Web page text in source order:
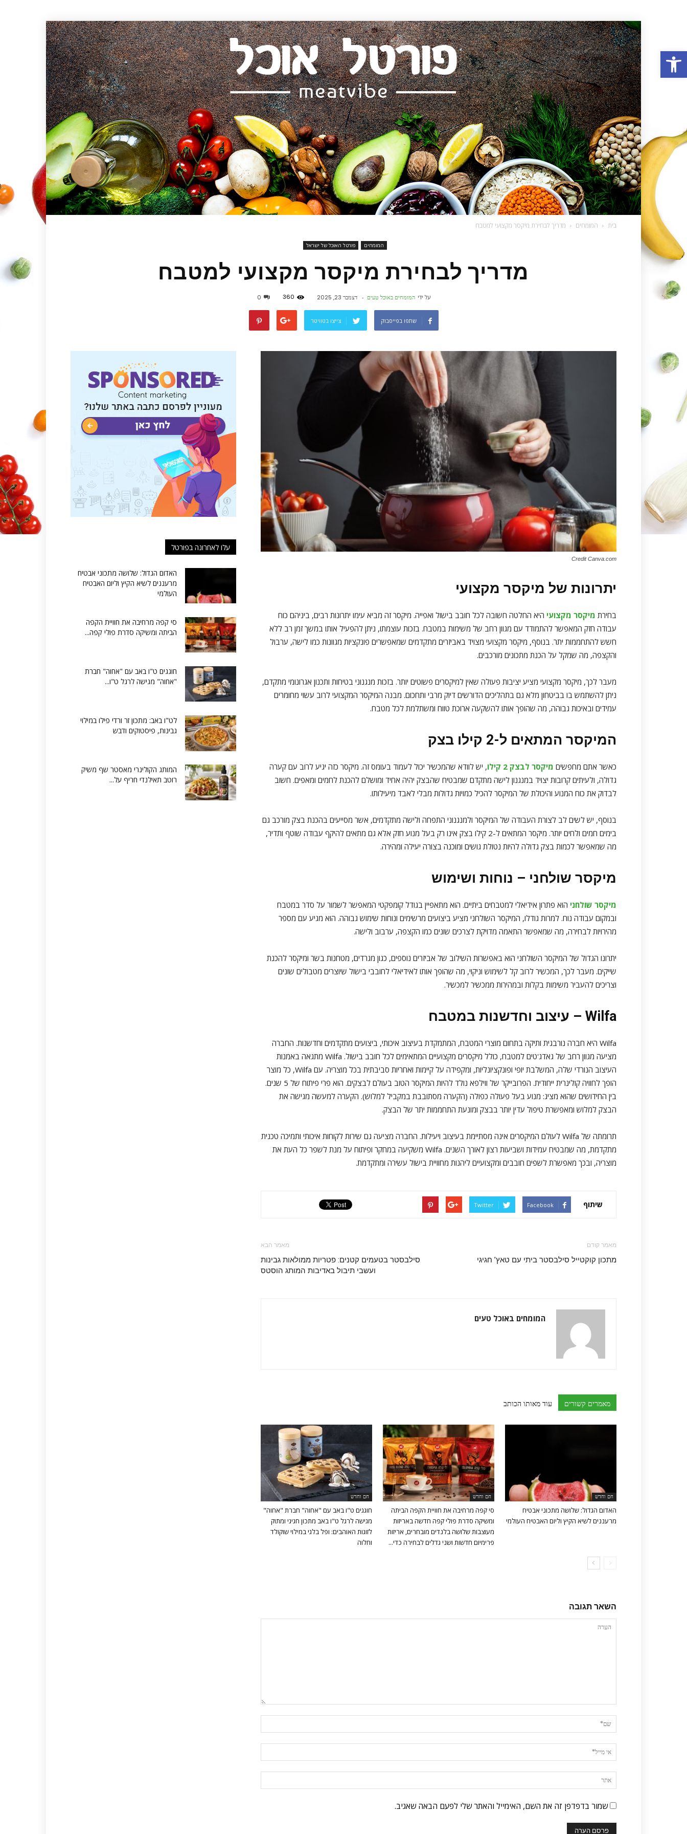
פתח סרגל נגישות
פורטל
בית המומחים מדריך לבחירת מיקסר מקצועי למטבח
המומחים פורטל האוכל של ישראל
מדריך לבחירת מיקסר מקצועי למטבח
על ידי המומחים באוכל טעים - דצמבר 23, 2025 360
0
שתפו בפייסבוק צייצו בטוויטר
Credit Canva.com
יתרונות של מיקסר מקצועי
בחירת מיקסר מקצועי היא החלטה חשובה לכל חובב בישול ואפייה. מיקסר זה מביא עימו יתרונות רבים, ביניהם כוח
עבודה חזק המאפשר להתמודד עם מגוון רחב של משימות במטבח. בזכות עוצמתו, ניתן להפעיל אותו במשך זמן רב ללא
חשש להתחממות יתר. בנוסף, מיקסר מקצועי מצויד באביזרים מתקדמים שמאפשרים פונקציות מגוונות כמו לישה, ערבול
והקצפה, מה שמקל על הכנת מתכונים מורכבים.
מעבר לכך, מיקסר מקצועי מציע יציבות פעולה שאין למיקסרים פשוטים יותר. בזכות מנגנוני בטיחות ותכנון אגרונומי מתקדם,
ניתן להשתמש בו בביטחון מלא גם בתהליכים הדורשים דיוק מרבי ותחכום. מבנה המיקסר המקצועי לרוב עשוי מחומרים
עמידים ובאיכות גבוהה, מה שהופך אותו להשקעה ארוכת טווח ומשתלמת לכל מטבח.
המיקסר המתאים ל-2 קילו בצק
כאשר אתם מחפשים מיקסר לבצק 2 קילו
, יש לוודא שהמכשיר יכול לעמוד בעומס זה. מיקסר כזה יגיע לרוב עם קערה
גדולה, ולעיתים קרובות יצויד במנגנון לישה מתקדם שמבטיח שהבצק יהיה אחיד ומושלם להכנת לחמים ומאפים. חשוב
לבדוק את כוח המנוע והיכולת של המיקסר להכיל כמויות גדולות מבלי לאבד מיעילותו.
בנוסף, יש לשים לב לצורת העבודה של המיקסר ולמנגנוני התפחה ולישה מתקדמים, אשר מסייעים בהכנת בצק מורכב גם
בימים חמים ולחים יותר. מיקסר המתאים ל-2 קילו בצק אינו רק בעל מנוע חזק אלא גם מתאים להיקף עבודה שוטף ותדיר,
מה שמאפשר לכמות בצק גדולה להיות נטולת גושים ומוכנה בצורה יעילה ומהירה.
מיקסר שולחני – נוחות ושימוש
מיקסר שולחני הוא פתרון אידיאלי למטבחים ביתיים. הוא מתאפיין בגודל קומפקטי המאפשר לשמור על סדר במטבח
ובמקום עבודה נוח. למרות גודלו, המיקסר השולחני מציע ביצועים מרשימים ונוחות שימוש גבוהה. הוא מגיע עם מספר
מהירויות לבחירה, מה שמאפשר התאמה מדויקת לצרכים שונים כמו הקצפה, ערבוב ולישה.
יתרונו הגדול של המיקסר השולחני הוא באפשרות השילוב של אביזרים נוספים, כגון מגרדים, מטחנות בשר ומיקסר להכנת
שייקים. מעבר לכך, המכשיר לרוב קל לשימוש וניקוי, מה שהופך אותו לאידיאלי לחובבי בישול שיוצרים מטבולים שונים
וצריכים להעביר משימות בקלות ובמהירות ממכשיר למכשיר.
Wilfa – עיצוב וחדשנות במטבח
Wilfa היא חברה נורבגית ותיקה בתחום מוצרי המטבח, המתמקדת בעיצוב איכותי, ביצועים מתקדמים וחדשנות. החברה
מציעה מגוון רחב של גאדג'טים למטבח, כולל מיקסרים מקצועיים המתאימים לכל חובב בישול. Wilfa מתגאה באמנות
העיצוב הנורדי שלה, המשלבת יופי ופונקציונליות, ומקפידה על קיימות ואחריות סביבתית בכל מוצריה. עם Wilfa, כל מוצר
הופך לחוויה קולינרית ייחודית.
הפרובייקר של ווילפא נולד להיות המיקסר הטוב בעולם לבצקים. הוא פרי פיתוח של 5 שנים.
בין החידושים שהוא מציג: מנוע בעל פעולה כפולה (הקערה מסתובבת במקביל למלוש). הקערה למעשה מגישה את
הבצק למלוש ומאפשרת טיפול עדין יותר בבצק ומונעת התחממות יתר של הבצק.
תרומתה של Wilfa לעולם המיקסרים אינה מסתיימת בעיצוב ויעילות. החברה מציעה גם שירות לקוחות איכותי ותמיכה טכנית
מתקדמת, מה שמבטיח עמידות ושביעות רצון לאורך השנים. Wilfa משקיעה במחקר ופיתוח על מנת לשפר כל העת את
מוצריה, ובכך מאפשרת לשפים חובבים ומקצועיים ליהנות מחוויית בישול עשירה ומתקדמת.
שיתוף Facebook
Twitter
מאמר קודם
מתכון קוקטייל סילבסטר ביתי עם טאץ’ חגיגי
מאמר הבא
סילבסטר בטעמים קטנים: פטריות ממולאות גבינות
ועשבי תיבול באדיבות המותג הוסטס
המומחים באוכל טעים
מאמרים קשורים עוד מאותו הכותב
חם וחדש
האדום הגדול: שלושה מתכוני אבטיח
מרעננים לשיא הקיץ וליום האבטיח העולמי
חם וחדש
סי קפה מרחיבה את חוויית הקפה הביתה
ומשיקה סדרת פולי קפה חדשה באריזות
מעוצבות שלושה בלנדים מובחרים, אריזות
פרימיום חדשות ושני גדלים לבחירה כדי...
חם וחדש
חוגגים ט"ו באב עם "אחוה" חברת "אחוה"
מגישה לרגל ט"ו באב מתכון חגיגי ומתוק
לזוגות האוהבים: ופל בלגי במילוי שוקולד
וחלוה
השאר תגובה
שמור בדפדפן זה את השם, האימייל והאתר שלי לפעם הבאה שאגיב.
עלו לאחרונה בפורטל
האדום הגדול: שלושה מתכוני אבטיח
מרעננים לשיא הקיץ וליום האבטיח
העולמי
סי קפה מרחיבה את חוויית הקפה
הביתה ומשיקה סדרת פולי קפה...
חוגגים ט"ו באב עם "אחוה" חברת
"אחוה" מגישה לרגל ט"ו...
לט"ו באב: מתכון זר ורדי פילו במילוי
גבינות, פיסטוקים ודבש
המותג הקולינרי מאסטר שף משיק
רוטב תאילנדי חריף על...